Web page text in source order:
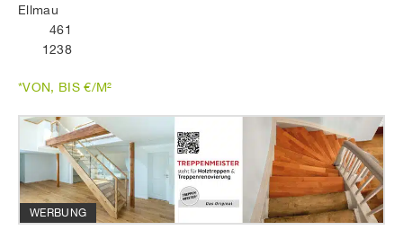
Ellmau
461
1238
*VON, BIS €/M²
WERBUNG